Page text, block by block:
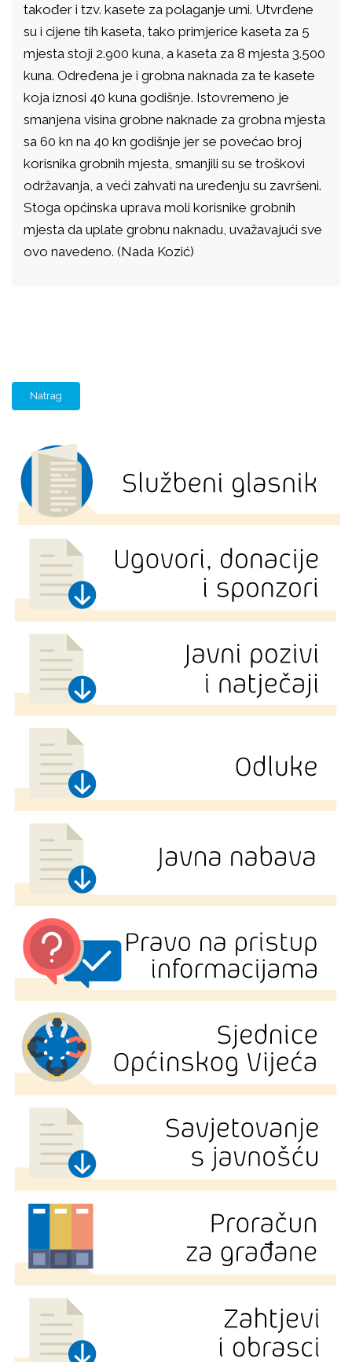
također i tzv. kasete za polaganje umi. Utvrđene
su i cijene tih kaseta, tako primjerice kaseta za 5
mjesta stoji 2.900 kuna, a kaseta za 8 mjesta 3.500
kuna. Određena je i grobna naknada za te kasete
koja iznosi 40 kuna godišnje. Istovremeno je
smanjena visina grobne naknade za grobna mjesta
sa 60 kn na 40 kn godišnje jer se povećao broj
korisnika grobnih mjesta, smanjili su se troškovi
održavanja, a veći zahvati na uređenju su završeni.
Stoga općinska uprava moli korisnike grobnih
mjesta da uplate grobnu naknadu, uvažavajući sve
ovo navedeno. (Nada Kozić)
Natrag